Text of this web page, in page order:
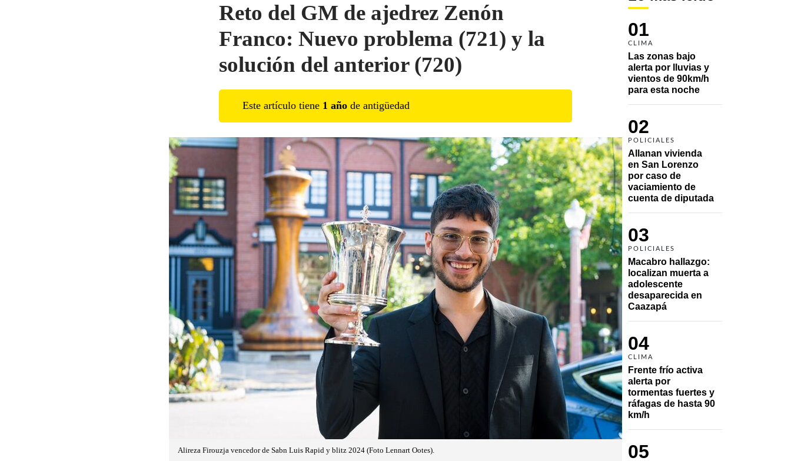
01
CLIMA
Las zonas bajo
alerta por lluvias y
vientos de 90km/h
para esta noche
02
POLICIALES
Allanan vivienda
en San Lorenzo
por caso de
vaciamiento de
cuenta de diputada
03
POLICIALES
Macabro hallazgo:
localizan muerta a
adolescente
desaparecida en
Caazapá
04
CLIMA
Frente frío activa
alerta por
tormentas fuertes y
ráfagas de hasta 90
km/h
05
Reto del GM de ajedrez Zenón
Franco: Nuevo problema (721) y la
solución del anterior (720)
Este artículo tiene 1 año de antigüedad
Alireza Firouzja vencedor de Sabn Luis Rapid y blitz 2024 (Foto Lennart Ootes).